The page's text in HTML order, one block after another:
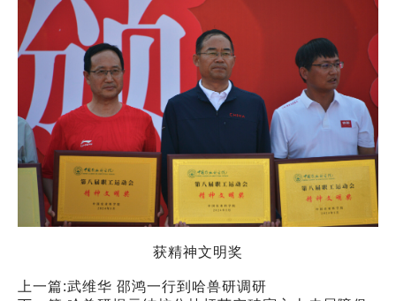
获精神文明奖
上一篇:武维华 邵鸿一行到哈兽研调研